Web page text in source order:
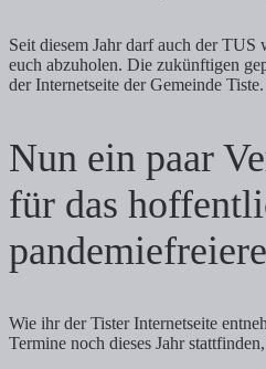
Seit diesem Jahr darf auch der
euch abzuholen. Die zukünftigen
der Internetseite der Gemeinde Tiste.
Nun ein paar
für das
Wie ihr der Tister Internetseite
Termine noch dieses Jahr stattfinden,